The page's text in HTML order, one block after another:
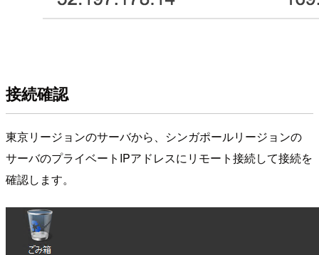
接続確認
東京リージョンのサーバから、シンガポールリージョンの
サーバのプライベートIPアドレスにリモート接続して接続を
確認します。